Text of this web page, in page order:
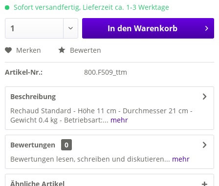
Sofort versandfertig, Lieferzeit ca. 1-3 Werktage
In den Warenkorb
Merken Bewerten
Artikel-Nr.: 800.F509_ttm
Beschreibung
Rechaud Standard - Höhe 11 cm - Durchmesser 21 cm -
Gewicht 0.4 kg - Betriebsart:... mehr
Bewertungen
0
Bewertungen lesen, schreiben und diskutieren... mehr
Ähnliche Artikel